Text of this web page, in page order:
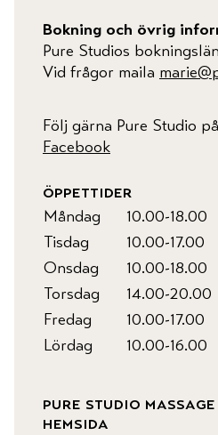
Bokning och övrig
Pure Studios
Vid frågor maila
Följ gärna Pure Studio på
Facebook
öppettider
Måndag
10.00-18.00
Tisdag
10.00-17.00
Onsdag
10.00-18.00
Torsdag
14.00-20.00
Fredag
10.00-17.00
Lördag
10.00-16.00
pure studio
hemsida